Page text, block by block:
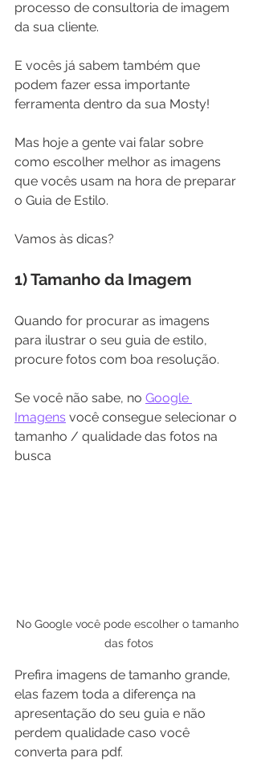
processo de consultoria de imagem
da sua cliente.
E vocês já sabem também que
podem fazer essa importante
ferramenta dentro da sua Mosty!
Mas hoje a gente vai falar sobre
como escolher melhor as imagens
que vocês usam na hora de preparar
o Guia de Estilo.
Vamos às dicas?
1) Tamanho da Imagem
Quando for procurar as imagens
para ilustrar o seu guia de estilo,
procure fotos com boa resolução.
Se você não sabe, no Google
Imagens você consegue selecionar o
tamanho / qualidade das fotos na
busca
No Google você pode escolher o tamanho
das fotos
Prefira imagens de tamanho grande,
elas fazem toda a diferença na
apresentação do seu guia e não
perdem qualidade caso você
converta para pdf.